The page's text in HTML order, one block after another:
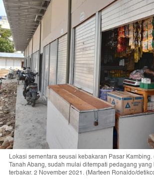
Lokasi sementara seusai kebakaran Pasar
Tanah Abang, sudah mulai ditempati pedagang
terbakar. 2 November 2021. (Marteen Ronaldo/